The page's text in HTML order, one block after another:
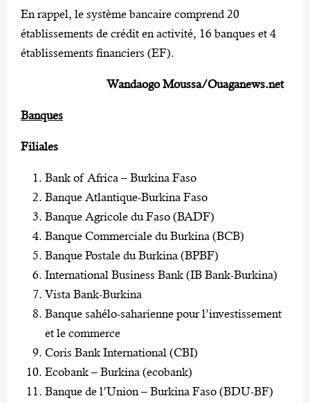
En rappel, le système bancaire comprend 20
établissements de crédit en activité, 16 banques et 4
établissements financiers (EF).
Wandaogo Moussa/Ouaganews.net
Banques
Filiales
Bank of Africa – Burkina Faso
Banque Atlantique-Burkina Faso
Banque Agricole du Faso (BADF)
Banque Commerciale du Burkina (BCB)
Banque Postale du Burkina (BPBF)
International Business Bank (IB Bank-Burkina)
Vista Bank-Burkina
Banque sahélo-saharienne pour l’investissement
et le commerce
Coris Bank International (CBI)
Ecobank – Burkina (ecobank)
Banque de l’Union – Burkina Faso (BDU-BF)